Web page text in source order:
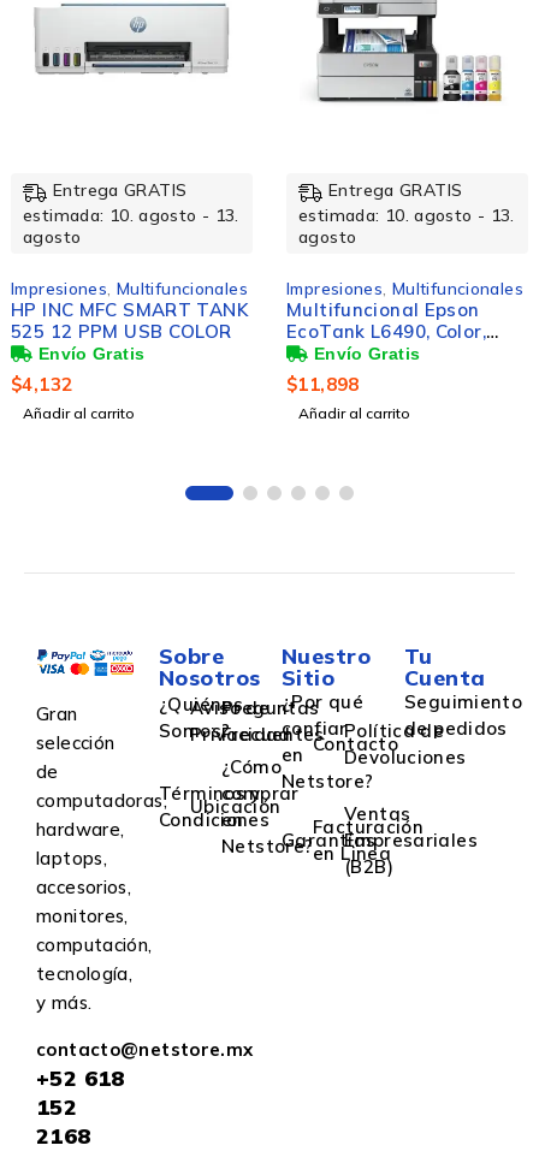
Entrega GRATIS
estimada: 10. agosto - 13.
agosto
Impresiones,Multifuncionales
Multifuncional Epson
EcoTank L6490, Color,
Inyección de Tinta,
Tanque de Tinta,
Inalámbrico,
Print/Scan/Copy/Fax
$
Añadir al carrito
Entrega GRATIS
estimada: 10. agosto
agosto
Impresiones,
Multifuncional Epson
EcoTank L14150,
Inyección de Tinta,
Tanque de Tinta,
Inalámbrico,
Print/Scan/Copy/Fax
$22,908
Añadir al carrito
Gran
selección
de
computadoras,
hardware,
laptops,
accesorios,
monitores,
computación,
tecnología,
y más.
contacto@netstore.mx
+52 618
152
2168
Sobre
Nosotros
¿Quiénes
Somos?
Aviso de
Privacidad
Preguntas
Frecuentes
Términos y
Condiciones
Ubicación
¿Cómo
comprar
en
Netstore?
Nuestro
Sitio
¿Por qué
confiar
en
Netstore?
Contacto
Política de
Devoluciones
Garantías
Facturación
en Linea
Ventas
Empresariales
(B2B)
Tu
Cuenta
Seguimiento
de pedidos